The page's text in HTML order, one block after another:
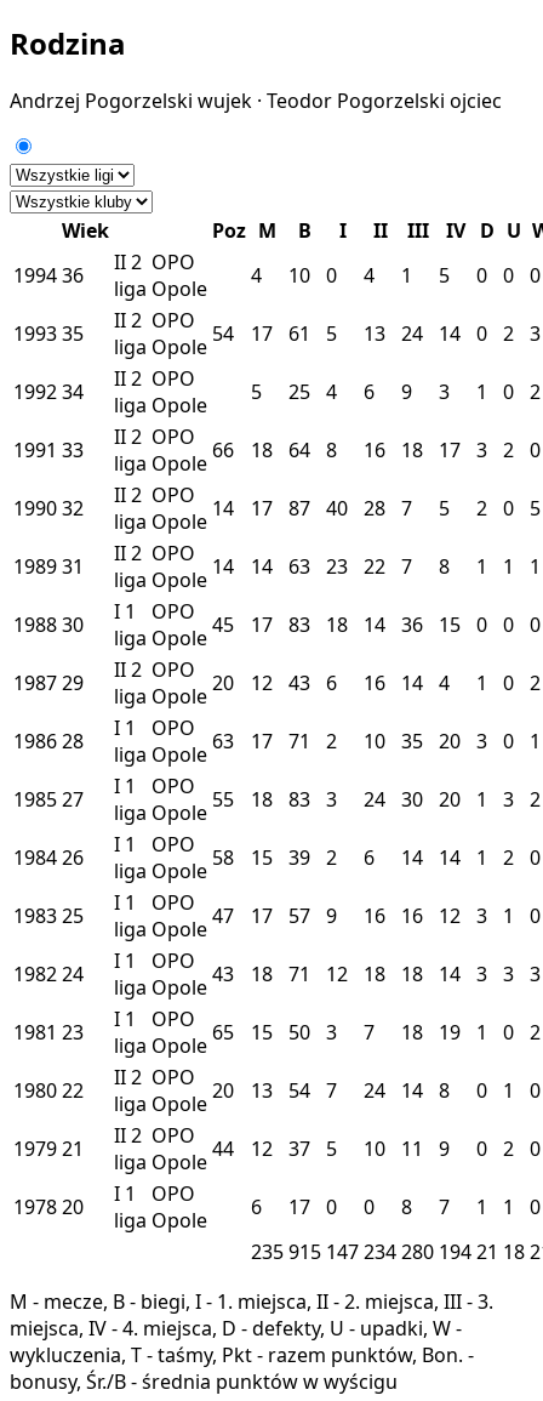
Rodzina
Andrzej Pogorzelski wujek · Teodor Pogorzelski ojciec
Wiek Poz M B I II III IV D U
199436 II2
liga
OPO
Opole
4 10 0 4 1 5 0 0 0
199335 II2
liga
OPO
Opole 54 17 61 5 13 24 14 0 2 3
199234 II2
liga
OPO
Opole
5 25 4 6 9 3 1 0 2
1991 33 II2
liga
OPO
Opole 66 18 64 8 16 18 17 3 2 0
199032 II2
liga
OPO
Opole 14 17 87 40 28 7 5 2 0 5
198931 II2
liga
OPO
Opole 14 14 63 23 22 7 8 1 1 1
198830 I 1
liga
OPO
Opole45 17 83 18 14 36 15 0 0 0
198729 II2
liga
OPO
Opole20 12 43 6 16 14 4 1 0 2
198628 I 1
liga
OPO
Opole 63 17 71 2 10 35 20 3 0 1
198527 I 1
liga
OPO
Opole 55 18 83 3 24 30 20 1 3 2
198426 I 1
liga
OPO
Opole 58 15 39 2 6 14 14 1 2 0
198325 I 1
liga
OPO
Opole47 17 57 9 16 16 12 3 1 0
198224 I 1
liga
OPO
Opole43 18 71 12 18 18 14 3 3 3
1981 23 I 1
liga
OPO
Opole 65 15 50 3 7 18 19 1 0 2
198022 II2
liga
OPO
Opole20 13 54 7 24 14 8 0 1 0
197921 II2
liga
OPO
Opole44 12 37 5 10 11 9 0 2 0
197820 I 1
liga
OPO
Opole
6 17 0 0 8 7 1 1
0
235915 147234280 19421 18
M - mecze, B - biegi, I - 1. miejsca, II - 2. miejsca, III - 3.
miejsca, IV - 4. miejsca, D - defekty, U - upadki, W -
wykluczenia, T - taśmy, Pkt - razem punktów, Bon. -
bonusy, Śr./B - średnia punktów w wyścigu